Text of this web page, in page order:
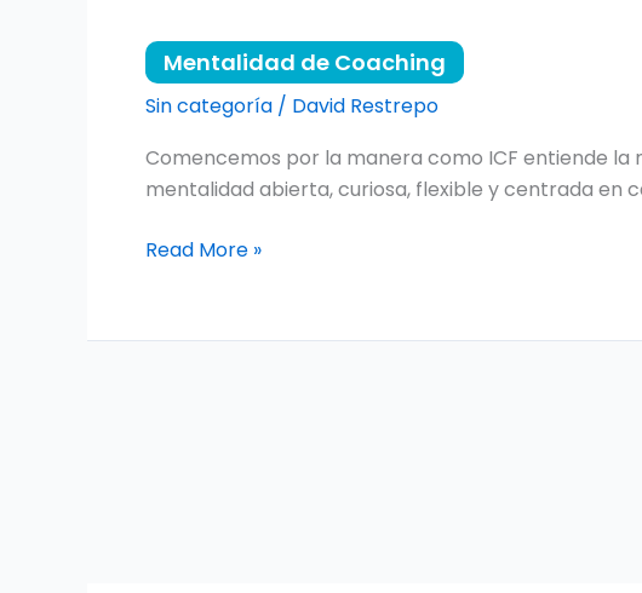
Mentalidad de Coaching
Sin categoría / David Restrepo
Comencemos por la manera como ICF entiende
mentalidad abierta, curiosa, flexible y centrada
Coaching
Read More »